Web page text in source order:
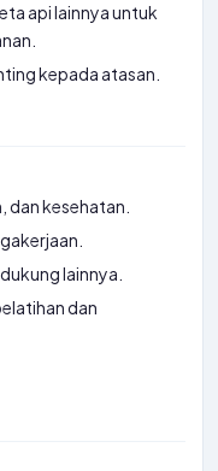
api lainnya untuk
kepada atasan.
dan kesehatan.
lainnya.
dan